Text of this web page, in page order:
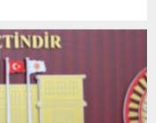
Hak sahiplerine 72